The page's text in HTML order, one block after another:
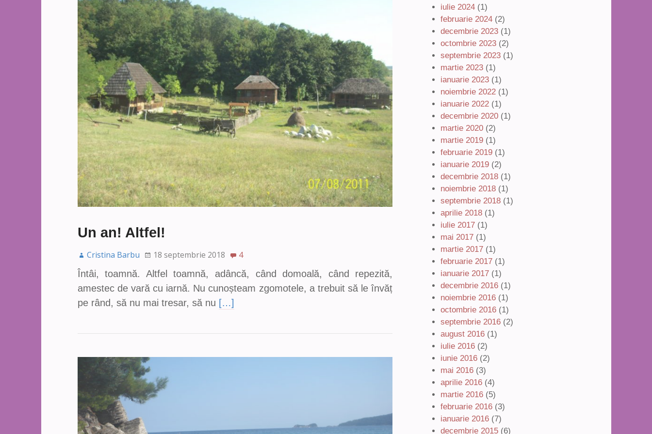
Un an! Altfel!
Cristina Barbu 18 septembrie 2018
4
Întâi, toamnă. Altfel toamnă, adâncă, când domoală, când repezită,
amestec de vară cu iarnă. Nu cunoșteam zgomotele, a trebuit să le învăț
pe rând, să nu mai tresar, să nu […]
iulie 2024 (1)
februarie 2024 (2)
decembrie 2023 (1)
octombrie 2023 (2)
septembrie 2023 (1)
martie 2023 (1)
ianuarie 2023 (1)
noiembrie 2022 (1)
ianuarie 2022 (1)
decembrie 2020 (1)
martie 2020 (2)
martie 2019 (1)
februarie 2019 (1)
ianuarie 2019 (2)
decembrie 2018 (1)
noiembrie 2018 (1)
septembrie 2018 (1)
aprilie 2018 (1)
iulie 2017 (1)
mai 2017 (1)
martie 2017 (1)
februarie 2017 (1)
ianuarie 2017 (1)
decembrie 2016 (1)
noiembrie 2016 (1)
octombrie 2016 (1)
septembrie 2016 (2)
august 2016 (1)
iulie 2016 (2)
iunie 2016 (2)
mai 2016 (3)
aprilie 2016 (4)
martie 2016 (5)
februarie 2016 (3)
ianuarie 2016 (7)
decembrie 2015 (6)